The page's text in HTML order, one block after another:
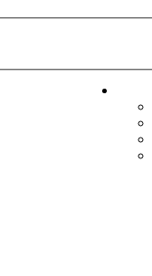
Детская фантазия